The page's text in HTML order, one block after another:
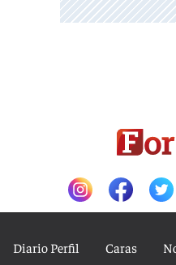
Diario Perfil Caras